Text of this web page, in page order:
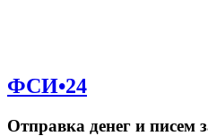
ФСИ•24
Отправка денег и